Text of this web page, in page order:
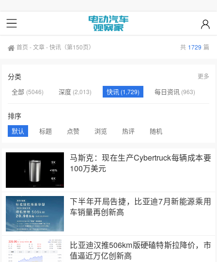
首页 -文章-快讯 （第150页） 共 1729 篇
分类
全部 (5046) 深度 (2,013) 快讯 (1,729) 每日资讯 (963)
更多
排序
默认 标题 点赞 浏览 热评 随机
马斯克：现在生产Cybertruck每辆成本要
100万美元
下半年开局告捷，比亚迪7月新能源乘用
车销量再创新高
比亚迪汉推506km版硬磕特斯拉降价，市
值逼近万亿创新高